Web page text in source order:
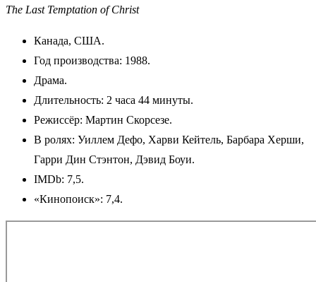
The Last Temptation of Christ
Канада, США.
Год производства: 1988.
Драма.
Длительность: 2 часа 44 минуты.
Режиссёр: Мартин Скорсезе.
В ролях: Уиллем Дефо, Харви Кейтель, Барбара Херши,
Гарри Дин Стэнтон, Дэвид Боуи.
IMDb: 7,5.
«Кинопоиск»: 7,4.